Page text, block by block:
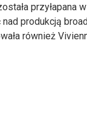
przyłapana
nad produkcją
również